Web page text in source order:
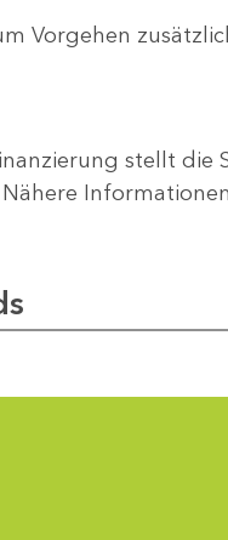
Vorgehen
stellt die